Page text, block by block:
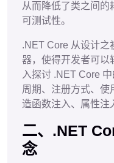
从而降低了类之间的
可测试性。
.NET Core 从设计之
器，使得开发者可以
入探讨 .NET Core
周期、注册方式、使
造函数注入、属性注
二、.NET
念